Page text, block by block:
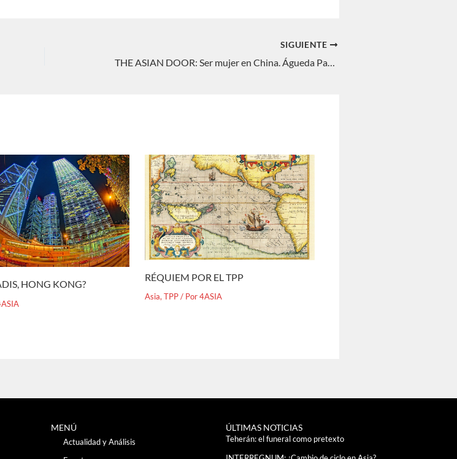
SIGUIENTE
THE ASIAN DOOR: Ser mujer en China. Águeda Parra
HONG KONG?
RÉQUIEM POR EL TPP
Asia,TPP/ Por4ASIA
MENÚ
Actualidad y Análisis
ÚLTIMAS NOTICIAS
Teherán: el funeral como pretexto